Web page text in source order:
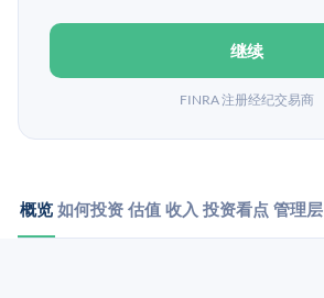
继续
FINRA 注册经纪交易商
概览 如何投资 估值 收入 投资看点 管理层